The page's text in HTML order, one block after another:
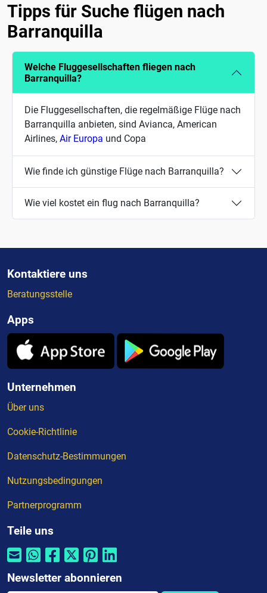
Tipps für Suche flügen nach
Barranquilla
Welche Fluggesellschaften fliegen nach
Barranquilla?
Die Fluggesellschaften, die regelmäßige Flüge nach
Barranquilla anbieten, sind Avianca, American
Airlines, Air Europa und Copa
Wie finde ich günstige Flüge nach Barranquilla?
Wie viel kostet ein flug nach Barranquilla?
Kontaktiere uns
Beratungsstelle
Apps
Unternehmen
Über uns
Cookie-Richtlinie
Datenschutz-Bestimmungen
Nutzungsbedingungen
Partnerprogramm
Teile uns
Newsletter abonnieren